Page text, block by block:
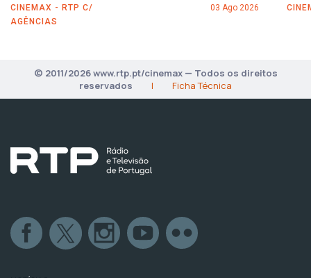
CINEMAX - RTP C/
AGÊNCIAS
03 Ago 2026
© 2011/2026 www.rtp.pt/cinemax — Todos os direitos
reservados
| Ficha Técnica